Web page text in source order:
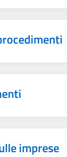
imprese